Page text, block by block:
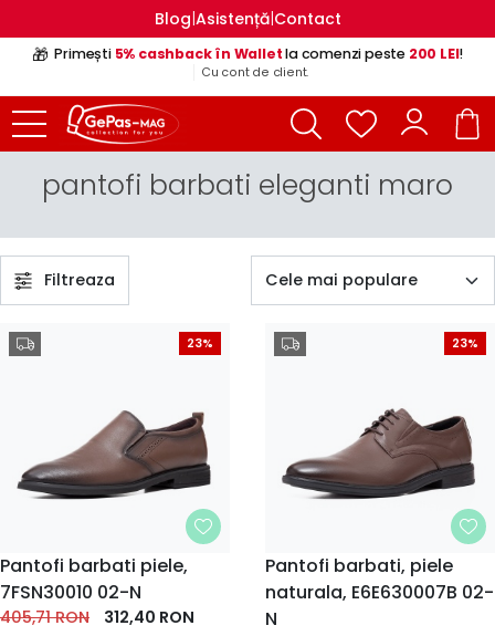
Blog|Asistență|Contact
🎁 Primești 5% cashback în Walletla comenzi peste 200 LEI!
Cu cont de client.
pantofi barbati eleganti maro
Filtreaza
23%
MARIME
38
EU
39
EU
40
EU
43 44
Pantofi barbati piele,
7FSN30010 02-N
405,71RON 312,40 RON
23%
MARIME
39
EU
40
EU
41
EU
42
EU
43
EU
Pantofi barbati, piele
naturala, E6E630007B 02-
N